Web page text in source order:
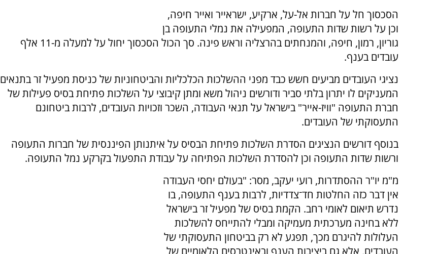
הסכסוך חל על חברות אל-על, ארקיע, ישראייר ואייר חיפה,
וכן על רשות שדות התעופה, המפעילה את נמלי התעופה בן
גוריון, רמון, חיפה, והמנחתים בהרצליה וראש פינה. סך הכול הסכסוך יחול על למעלה מ-11 אלף
עובדים בענף.
נציגי העובדים מביעים חשש כבד מפני ההשלכות הכלכליות והביטחוניות של כניסת מפעיל זר בתנאים
המעניקים לו יתרון בלתי סביר ודורשים ניהול משא ומתן קיבוצי על השלכות פתיחת בסיס פעילות של
חברת התעופה "וויז-אייר" בישראל על תנאי העבודה, השכר וזכויות העובדים, לרבות ביטחונם
התעסוקתי של העובדים.
בנוסף דורשים הנציגים הסדרת השלכות פתיחת הבסיס על איתנותן הפיננסית של חברות התעופה
ורשות שדות התעופה וכן להסדרת השלכות הפתיחה על עבודת התפעול בקרקע נמל התעופה.
מ"מ יו"ר ההסתדרות, רועי יעקב, מסר: "בעולם יחסי העבודה
אין דבר כזה החלטות חד־צדדיות, לרבות בענף התעופה, בו
נדרש תיאום לאומי רחב. הקמת בסיס של מפעיל זר בישראל
ללא בחינה מערכתית מעמיקה ומבלי להתייחס להשלכות
העלולות להיגרם מכך, תפגע לא רק בביטחון התעסוקתי של